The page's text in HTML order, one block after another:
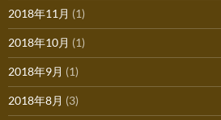
2018年11月 (1)
2018年10月 (1)
2018年9月 (1)
2018年8月 (3)